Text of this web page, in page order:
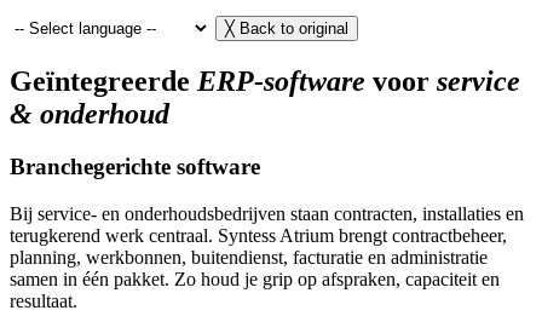
╳ Back to original
Geïntegreerde ERP-software voor service
& onderhoud
Branchegerichte software
Bij service- en onderhoudsbedrijven staan contracten, installaties en
terugkerend werk centraal. Syntess Atrium brengt contractbeheer,
planning, werkbonnen, buitendienst, facturatie en administratie
samen in één pakket. Zo houd je grip op afspraken, capaciteit en
resultaat.